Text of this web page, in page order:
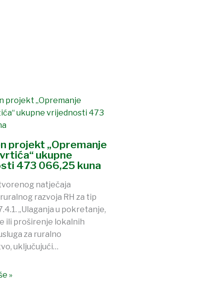
projekt „Opremanje
ukupne
473 066,25 kuna
natječaja
razvoja RH za tip
„Ulaganja u pokretanje,
ili proširenje lokalnih
za ruralno
uključujući…
»